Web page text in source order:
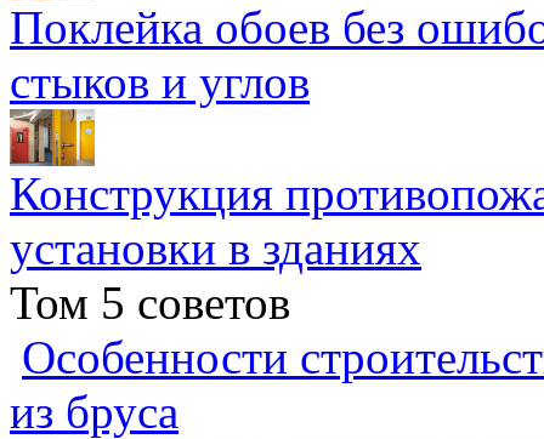
Поклейка обоев без
стыков и углов
Конструкция
установки в зданиях
Том 5 советов
Особенности
из бруса